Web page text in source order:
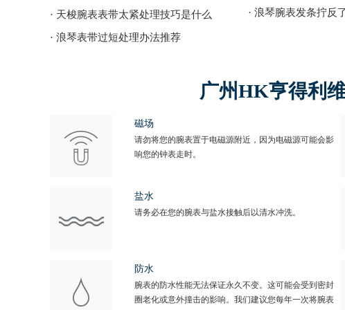
· 天梭腕表表带太紧处理技巧是什么
· 浪琴表带过短处理办法推荐
· 浪琴腕表发条拧反
广州HK亨得利
磁场
请勿将您的腕表置于电磁源附近，因为电磁源可能会影
响您的钟表走时。
盐水
请务必在您的腕表与盐水接触后以清水冲洗。
防水
腕表的防水性能无法保证永久不变。这可能会受到密封
圈老化或意外撞击的影响。我们建议您每年一次将腕表